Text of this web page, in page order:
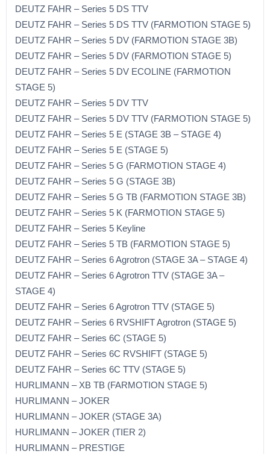
DEUTZ FAHR – Series 5 DS TTV
DEUTZ FAHR – Series 5 DS TTV (FARMOTION STAGE 5)
DEUTZ FAHR – Series 5 DV (FARMOTION STAGE 3B)
DEUTZ FAHR – Series 5 DV (FARMOTION STAGE 5)
DEUTZ FAHR – Series 5 DV ECOLINE (FARMOTION
STAGE 5)
DEUTZ FAHR – Series 5 DV TTV
DEUTZ FAHR – Series 5 DV TTV (FARMOTION STAGE 5)
DEUTZ FAHR – Series 5 E (STAGE 3B – STAGE 4)
DEUTZ FAHR – Series 5 E (STAGE 5)
DEUTZ FAHR – Series 5 G (FARMOTION STAGE 4)
DEUTZ FAHR – Series 5 G (STAGE 3B)
DEUTZ FAHR – Series 5 G TB (FARMOTION STAGE 3B)
DEUTZ FAHR – Series 5 K (FARMOTION STAGE 5)
DEUTZ FAHR – Series 5 Keyline
DEUTZ FAHR – Series 5 TB (FARMOTION STAGE 5)
DEUTZ FAHR – Series 6 Agrotron (STAGE 3A – STAGE 4)
DEUTZ FAHR – Series 6 Agrotron TTV (STAGE 3A –
STAGE 4)
DEUTZ FAHR – Series 6 Agrotron TTV (STAGE 5)
DEUTZ FAHR – Series 6 RVSHIFT Agrotron (STAGE 5)
DEUTZ FAHR – Series 6C (STAGE 5)
DEUTZ FAHR – Series 6C RVSHIFT (STAGE 5)
DEUTZ FAHR – Series 6C TTV (STAGE 5)
HURLIMANN – XB TB (FARMOTION STAGE 5)
HURLIMANN – JOKER
HURLIMANN – JOKER (STAGE 3A)
HURLIMANN – JOKER (TIER 2)
HURLIMANN – PRESTIGE